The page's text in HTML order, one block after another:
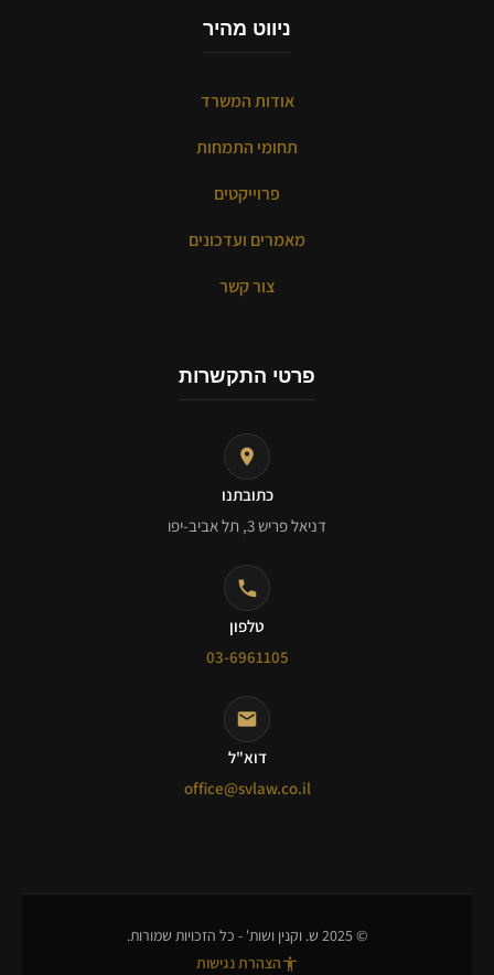
ניווט מהיר
אודות המשרד
תחומי התמחות
פרוייקטים
מאמרים ועדכונים
צור קשר
פרטי התקשרות
כתובתנו
דניאל פריש 3, תל אביב-יפו
טלפון
03-6961105
דוא"ל
office@svlaw.co.il
© 2025 ש. וקנין ושות' - כל הזכויות שמורות.
הצהרת נגישות